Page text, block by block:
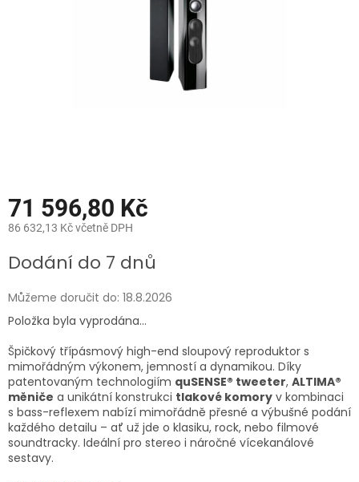
71 596,80 Kč
86 632,13 Kč včetně DPH
cena:
Dodání do 7 dnů
Můžeme doručit do: 18.8.2026
Položka byla vyprodána…
Špičkový třípásmový high-end sloupový reproduktor s
mimořádným výkonem, jemností a dynamikou. Díky
patentovaným technologiím quSENSE® tweeter, ALTIMA®
měniče a unikátní konstrukci tlakové komory v kombinaci
s bass-reflexem nabízí mimořádně přesné a výbušné podání
každého detailu – ať už jde o klasiku, rock, nebo filmové
soundtracky. Ideální pro stereo i náročné vícekanálové
sestavy.